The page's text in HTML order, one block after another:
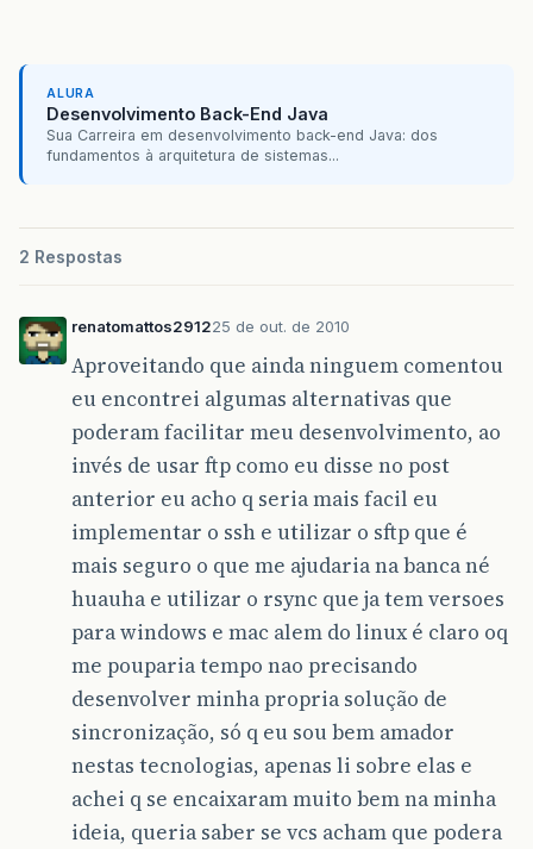
ALURA
Desenvolvimento Back-End Java
Sua Carreira em desenvolvimento back-end Java: dos
fundamentos à arquitetura de sistemas...
2 Respostas
renatomattos291225 de out. de 2010
Aproveitando que ainda ninguem comentou
eu encontrei algumas alternativas que
poderam facilitar meu desenvolvimento, ao
invés de usar ftp como eu disse no post
anterior eu acho q seria mais facil eu
implementar o ssh e utilizar o sftp que é
mais seguro o que me ajudaria na banca né
huauha e utilizar o rsync que ja tem versoes
para windows e mac alem do linux é claro oq
me pouparia tempo nao precisando
desenvolver minha propria solução de
sincronização, só q eu sou bem amador
nestas tecnologias, apenas li sobre elas e
achei q se encaixaram muito bem na minha
ideia, queria saber se vcs acham que podera